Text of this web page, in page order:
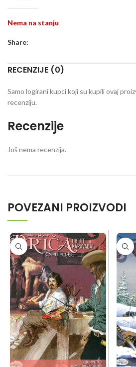
Nema na stanju
Share:
RECENZIJE (0)
Recenzije
Još nema recenzija.
Samo logirani kupci koji su kupili ovaj
recenziju.
POVEZANI PROIZVODI